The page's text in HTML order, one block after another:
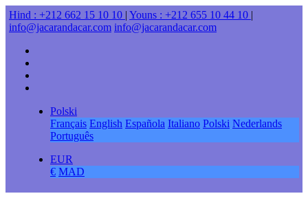
Hind : +212 662 15 10 10 | Youns : +212 655 10 44 10 |
info@jacarandacar.com info@jacarandacar.com
Polski
Français English Española Italiano Polski Nederlands
Português
EUR
€ MAD